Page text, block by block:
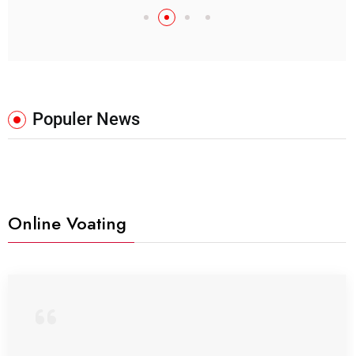
Populer News
Online Voating